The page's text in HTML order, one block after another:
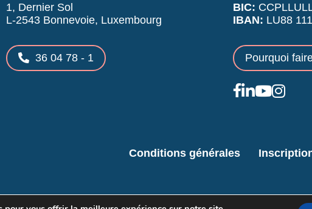
1, Dernier Sol
L-2543 Bonnevoie, Luxembourg
36 04 78 - 1
BIC:
IBAN: LU88
Pourquoi
Conditions générales